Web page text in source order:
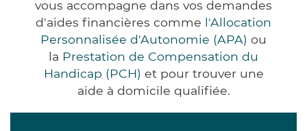
vous accompagne dans vos demandes
d'aides financières comme l'Allocation
Personnalisée d'Autonomie (APA) ou
la Prestation de Compensation du
Handicap (PCH) et pour trouver une
aide à domicile qualifiée.